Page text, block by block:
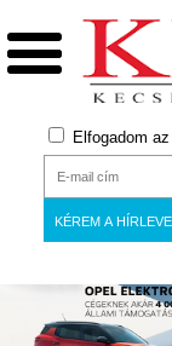
Elfogadom az